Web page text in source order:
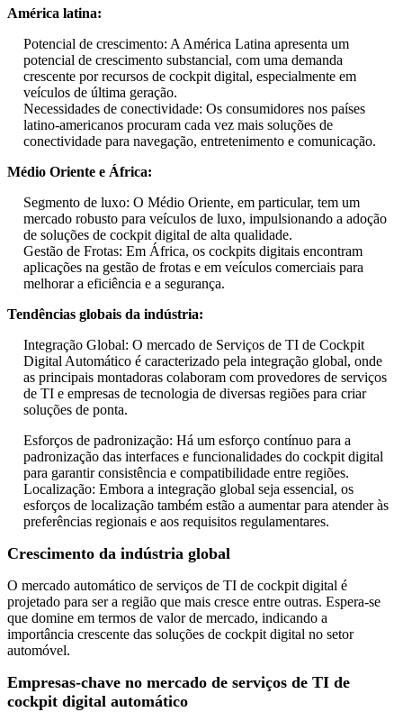
América latina:
Potencial de crescimento: A América Latina apresenta um
potencial de crescimento substancial, com uma demanda
crescente por recursos de cockpit digital, especialmente em
veículos de última geração.
Necessidades de conectividade: Os consumidores nos países
latino-americanos procuram cada vez mais soluções de
conectividade para navegação, entretenimento e comunicação.
Médio Oriente e África:
Segmento de luxo: O Médio Oriente, em particular, tem um
mercado robusto para veículos de luxo, impulsionando a adoção
de soluções de cockpit digital de alta qualidade.
Gestão de Frotas: Em África, os cockpits digitais encontram
aplicações na gestão de frotas e em veículos comerciais para
melhorar a eficiência e a segurança.
Tendências globais da indústria:
Integração Global: O mercado de Serviços de TI de Cockpit
Digital Automático é caracterizado pela integração global, onde
as principais montadoras colaboram com provedores de serviços
de TI e empresas de tecnologia de diversas regiões para criar
soluções de ponta.
Esforços de padronização: Há um esforço contínuo para a
padronização das interfaces e funcionalidades do cockpit digital
para garantir consistência e compatibilidade entre regiões.
Localização: Embora a integração global seja essencial, os
esforços de localização também estão a aumentar para atender às
preferências regionais e aos requisitos regulamentares.
Crescimento da indústria global
O mercado automático de serviços de TI de cockpit digital é
projetado para ser a região que mais cresce entre outras. Espera-se
que domine em termos de valor de mercado, indicando a
importância crescente das soluções de cockpit digital no setor
automóvel.
Empresas-chave no mercado de serviços de TI de
cockpit digital automático